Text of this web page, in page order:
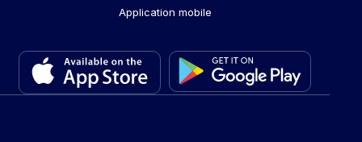
Application mobile